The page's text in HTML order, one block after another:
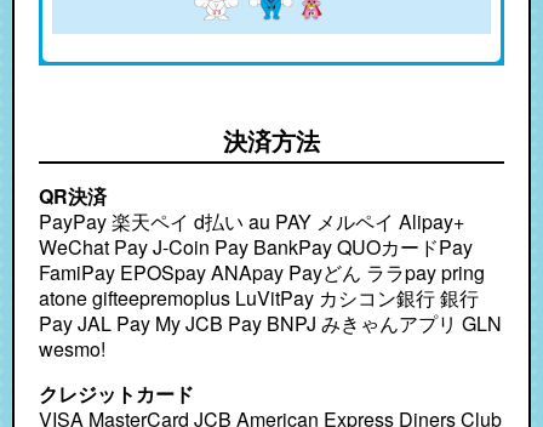
決済方法
QR決済
PayPay 楽天ペイ d払い au PAY メルペイ Alipay+ WeChat Pay J-Coin Pay BankPay QUOカードPay FamiPay EPOSpay ANApay Payどん ララpay pring atone gifteepremoplus LuVitPay カシコン銀行 銀行Pay
クレジットカード
VISA MasterCard JCB American Express Diners Club